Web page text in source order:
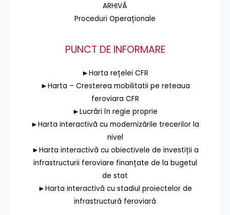
ARHIVĂ
Proceduri Operaționale
PUNCT DE INFORMARE
►Harta rețelei CFR
►Harta – Cresterea mobilitatii pe reteaua
feroviara CFR
►Lucrări în regie proprie
►Harta interactivă cu modernizările trecerilor la
nivel
►Harta interactivă cu obiectivele de investiții a
infrastructurii feroviare finanțate de la bugetul
de stat
►Harta interactivă cu stadiul proiectelor de
infrastructură feroviară